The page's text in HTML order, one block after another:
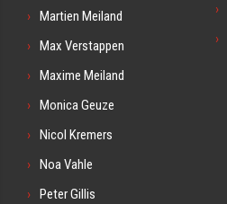
Martien Meiland
Max Verstappen
Maxime Meiland
Monica Geuze
Nicol Kremers
Noa Vahle
Peter Gillis